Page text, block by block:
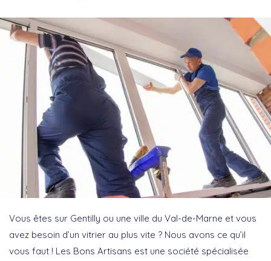
Vous êtes sur Gentilly ou une ville du Val-de-Marne et vous
avez besoin d’un vitrier au plus vite ? Nous avons ce qu’il
vous faut ! Les Bons Artisans est une société spécialisée